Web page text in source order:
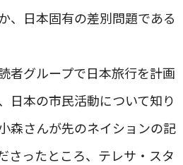
、日本固有の差別問題である
者グループで日本旅行を計画
日本の市民活動について知り
森さんが先のネイションの記
さったところ、テレサ・スタ